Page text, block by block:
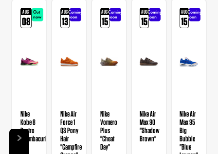
AUG
08
Out
now
Nike
Kobe 8
Protro
"Mambacurial"
AUG
13
Coming
soon
Nike Air
Force 1
QS Pony
Hair
"Campfire
AUG
15
Coming
soon
Nike
Vomero
Plus
"Cheat
Day"
AUG
15
Coming
soon
Nike Air
Max 90
"Shadow
Brown"
AUG
15
Coming
soon
Nike Air
Max 95
Big
Bubble
"Blue